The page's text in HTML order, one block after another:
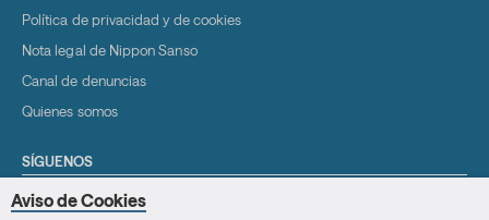
Política de privacidad y de cookies
Nota legal de Nippon Sanso
Canal de denuncias
Quienes somos
SÍGUENOS
Youtube
Aviso de Cookies